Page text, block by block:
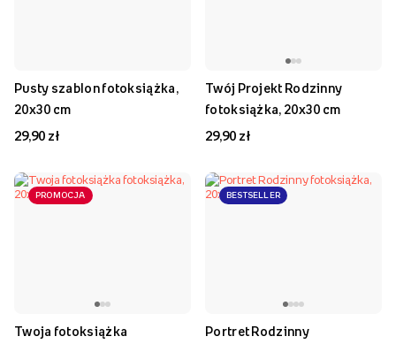
Pusty szablon fotoksiążka,
20x30 cm
29,90 zł
Twój Projekt Rodzinny
fotoksiążka, 20x30 cm
29,90 zł
PROMOCJA
Twoja fotoksiążka
BESTSELLER
Portret Rodzinny